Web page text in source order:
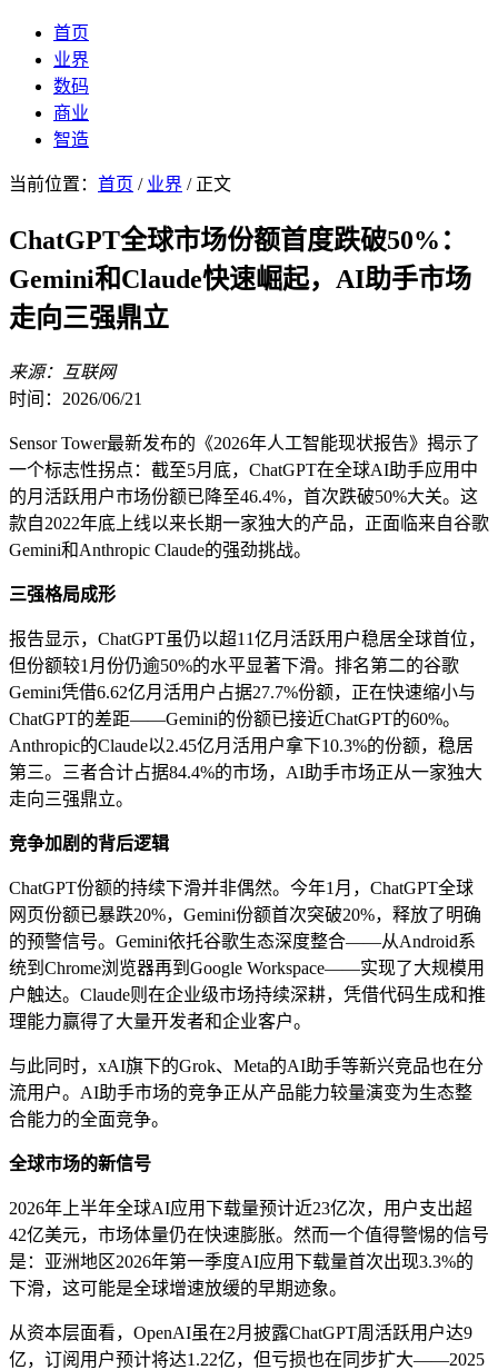
首页
业界
数码
商业
智造
当前位置： 首页 / 业界 / 正文
ChatGPT全球市场份额首度跌破50%：
Gemini和Claude快速崛起，AI助手市场
走向三强鼎立
来源：互联网
时间：2026/06/21
Sensor Tower最新发布的《2026年人工智能现状报告》揭示了
一个标志性拐点：截至5月底，ChatGPT在全球AI助手应用中
的月活跃用户市场份额已降至46.4%，首次跌破50%大关。这
款自2022年底上线以来长期一家独大的产品，正面临来自谷歌
Gemini和Anthropic Claude的强劲挑战。
三强格局成形
报告显示，ChatGPT虽仍以超11亿月活跃用户稳居全球首位，
但份额较1月份仍逾50%的水平显著下滑。排名第二的谷歌
Gemini凭借6.62亿月活用户占据27.7%份额，正在快速缩小与
ChatGPT的差距——Gemini的份额已接近ChatGPT的60%。
Anthropic的Claude以2.45亿月活用户拿下10.3%的份额，稳居
第三。三者合计占据84.4%的市场，AI助手市场正从一家独大
走向三强鼎立。
竞争加剧的背后逻辑
ChatGPT份额的持续下滑并非偶然。今年1月，ChatGPT全球
网页份额已暴跌20%，Gemini份额首次突破20%，释放了明确
的预警信号。Gemini依托谷歌生态深度整合——从Android系
统到Chrome浏览器再到Google Workspace——实现了大规模用
户触达。Claude则在企业级市场持续深耕，凭借代码生成和推
理能力赢得了大量开发者和企业客户。
与此同时，xAI旗下的Grok、Meta的AI助手等新兴竞品也在分
流用户。AI助手市场的竞争正从产品能力较量演变为生态整
合能力的全面竞争。
全球市场的新信号
2026年上半年全球AI应用下载量预计近23亿次，用户支出超
42亿美元，市场体量仍在快速膨胀。然而一个值得警惕的信号
是：亚洲地区2026年第一季度AI应用下载量首次出现3.3%的
下滑，这可能是全球增速放缓的早期迹象。
从资本层面看，OpenAI虽在2月披露ChatGPT周活跃用户达9
亿，订阅用户预计将达1.22亿，但亏损也在同步扩大——2025